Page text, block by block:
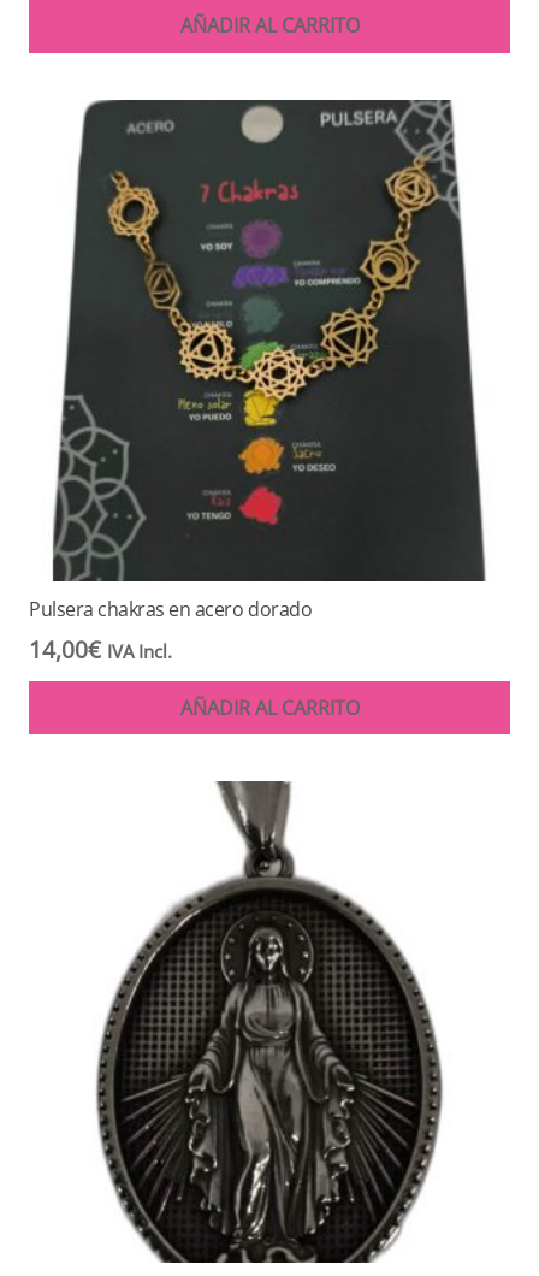
AÑADIR AL CARRITO
Pulsera chakras en acero dorado
14,00€ IVA Incl.
AÑADIR AL CARRITO